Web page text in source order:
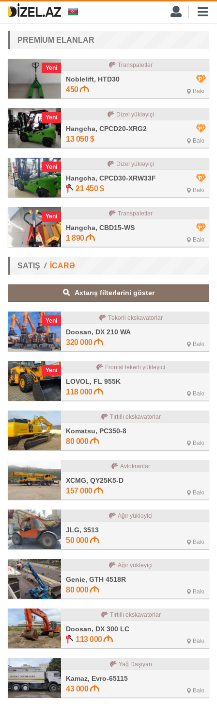
PREMİUM ELANLAR
Yeni Transpaletlər
Noblelift, HTD30
450 Bakı
Yeni Dizel yükləyiçi
Hangcha, CPCD20-XRG2
13 050 $ Bakı
Yeni Dizel yükləyiçi
Hangcha, CPCD30-XRW33F
21 450 $ Bakı
Yeni Transpaletlər
Hangcha, CBD15-WS
1 890 Bakı
SATIŞ İCARƏ
Axtarış filterlərini göstər
Yeni Təkərli ekskavatorlar
Doosan, DX 210 WA
320 000 Bakı
Yeni Frontal təkərli yükləyici
LOVOL, FL 955K
118 000 Bakı
Tırtıllı ekskavatorlar
Komatsu, PC350-8
80 000 Bakı
Avtokranlar
XCMG, QY25K5-D
157 000 Bakı
Ağır yükləyiçi
JLG, 3513
50 000 Bakı
Ağır yükləyiçi
Genie, GTH 4518R
80 000 Bakı
Tırtıllı ekskavatorlar
Doosan, DX 300 LC
113 000 Bakı
Yağ Daşıyan
Kamaz, Evro-65115
43 000 Bakı